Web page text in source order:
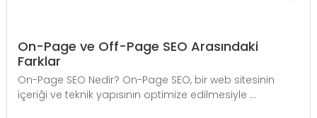
On-Page ve Off-Page SEO Arasındaki
Farklar
On-Page SEO Nedir? On-Page SEO, bir web sitesinin
içeriği ve teknik yapısının optimize edilmesiyle ...